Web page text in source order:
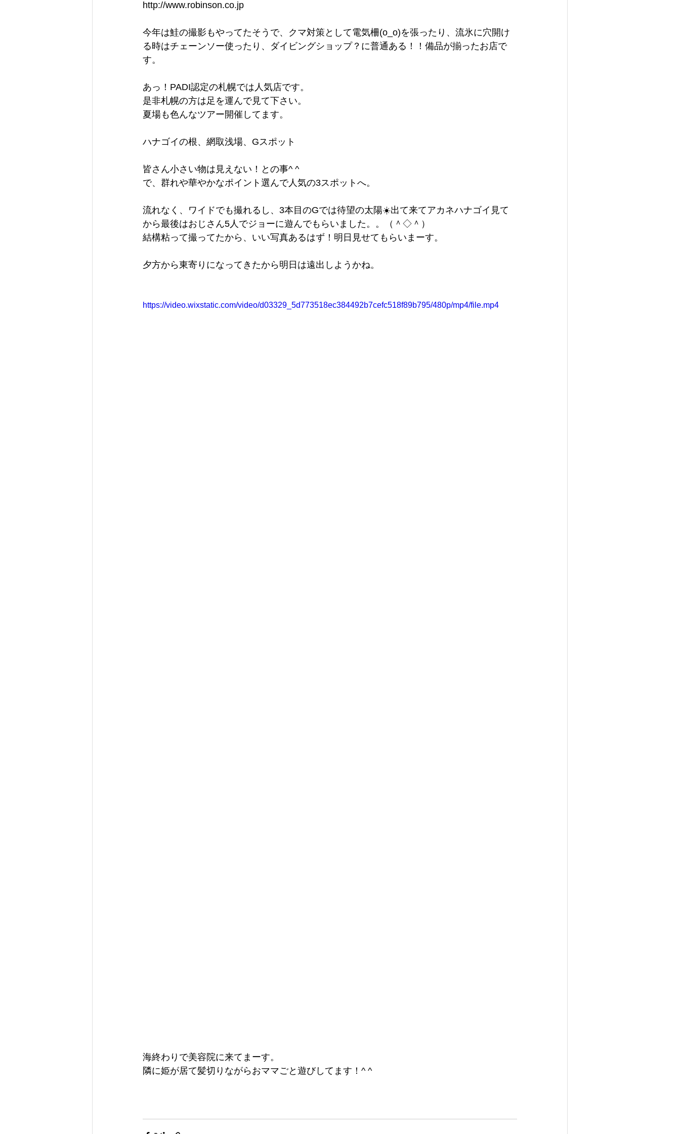
http://www.robinson.co.jp
今年は鮭の撮影もやってたそうで、クマ対策として電気柵(o_o)を張ったり、流氷に穴開け
る時はチェーンソー使ったり、ダイビングショップ？に普通ある！！備品が揃ったお店で
す。
あっ！PADI認定の札幌では人気店です。
是非札幌の方は足を運んで見て下さい。
夏場も色んなツアー開催してます。
ハナゴイの根、網取浅場、Gスポット
皆さん小さい物は見えない！との事^ ^
で、群れや華やかなポイント選んで人気の3スポットへ。
流れなく、ワイドでも撮れるし、3本目のGでは待望の太陽☀️出て来てアカネハナゴイ見て
から最後はおじさん5人でジョーに遊んでもらいました。。（＾◇＾）
結構粘って撮ってたから、いい写真あるはず！明日見せてもらいまーす。
夕方から東寄りになってきたから明日は遠出しようかね。
https://video.wixstatic.com/video/d03329_5d773518ec384492b7cefc518f89b795/480p/mp4/file.mp4
海終わりで美容院に来てまーす。
隣に姫が居て髪切りながらおママごと遊びしてます！^ ^